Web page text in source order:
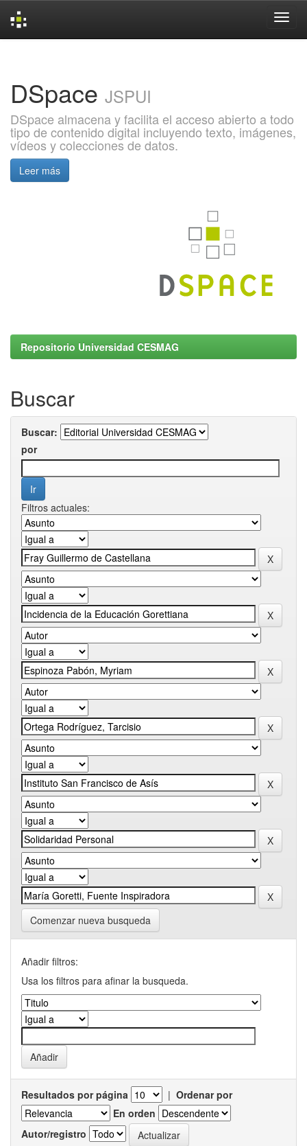
DSpace JSPUI
DSpace almacena y facilita el acceso abierto a todo
tipo de contenido digital incluyendo texto, imágenes,
vídeos y colecciones de datos.
Leer más
Repositorio Universidad CESMAG
Buscar
Buscar:
por
Filtros actuales:
Comenzar nueva busqueda
Añadir filtros:
Usa los filtros para afinar la busqueda.
Resultados por página | Ordenar por
En orden
Autor/registro